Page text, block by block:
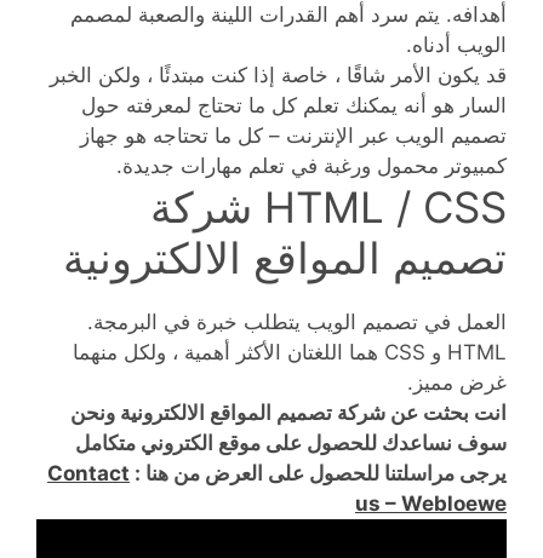
أهدافه. يتم سرد أهم القدرات اللينة والصعبة لمصمم
الويب أدناه.
قد يكون الأمر شاقًا ، خاصة إذا كنت مبتدئًا ، ولكن الخبر
السار هو أنه يمكنك تعلم كل ما تحتاج لمعرفته حول
تصميم الويب عبر الإنترنت – كل ما تحتاجه هو جهاز
كمبيوتر محمول ورغبة في تعلم مهارات جديدة.
HTML / CSS شركة
تصميم المواقع الالكترونية
العمل في تصميم الويب يتطلب خبرة في البرمجة.
HTML و CSS هما اللغتان الأكثر أهمية ، ولكل منهما
غرض مميز.
انت بحثت عن شركة تصميم المواقع الالكترونية ونحن
سوف نساعدك للحصول على موقع الكتروني متكامل
يرجى مراسلتنا للحصول على العرض من هنا : Contact
us – Webloewe